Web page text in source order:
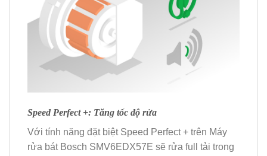
Speed Perfect +: Tăng tốc độ rửa
Với tính năng đặt biệt Speed Perfect + trên Máy
rửa bát Bosch SMV6EDX57E sẽ rửa full tải trong